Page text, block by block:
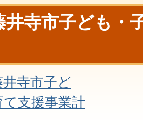
井寺市子ども・
寺市子ど
て支援事業計